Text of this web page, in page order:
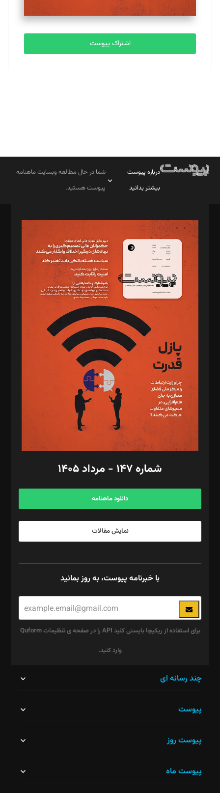
مصطفی مسجدی آرانی
تحریریه
بابک نقاش
تحریریه
اشتراک پیوست
درباره پیوست
بیشتر بدانید
شما در حال مطالعه وبسایت ماهنامه
پیوست هستید.
مدیر مسئول: محمدباقر اثنی‌عشری
سردبیر: مهرک محمودی
دبیر تحریریه: میثم قاسمی
د‌بیر ناداستان: سمانه سمیع
د‌بیر خدمت و تجارت: ابوالفضل رجبی
د‌بیر حقوق فناوری: حسام‌الدین ایپکچی
د‌بیر پیوست جهان: مینا پاکدل
د‌بیر تحریریه آنلاین: بابک نقاش
تحریریه‌: مجتبی محمود‌ی، آرش برهمند، یسنا امان‌پور، سروش کرمیان،
مصطفی مسجدی آرانی، ابوالفضل رجبی، زهرا فکرانه، فائزه فتحی
رستمی،مصطفی باستان
ویرایش: نگار استاد‌‌آقا
طراح یونیفرم: مجید توکلی
فیلمبرداری و عکاسی: امیر شفیعی، مانی لطفی زاده
گرافیک و صفحه‌آرایی: سید‌سبحان‌علی ثابت
مد‌یر توسعه تجاری: کامبیز برید‌
امور مالی: شاپور رهبری، محمد‌ کاظمی‌نیا
آگهی و مشترکین: ۰۹۱۹۹۹۹۰۴۵۴
شماره ۱۴۷ - مرداد ۱۴۰۵
دانلود ماهنامه
نمایش مقالات
با خبرنامه پیوست، به روز بمانید
برای استفاده از ریکپچا بایستی کلید API را در صفحه ی تنظیمات Quform
وارد کنید.
نباید
شود.
چند رسانه ای
پیوست
پیوست روز
پیوست ماه